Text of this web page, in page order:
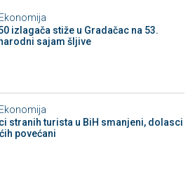
Ekonomija
izlagača stiže u Gradačac na 53.
sajam šljive
Ekonomija
stranih turista u BiH smanjeni, dolasci
povećani